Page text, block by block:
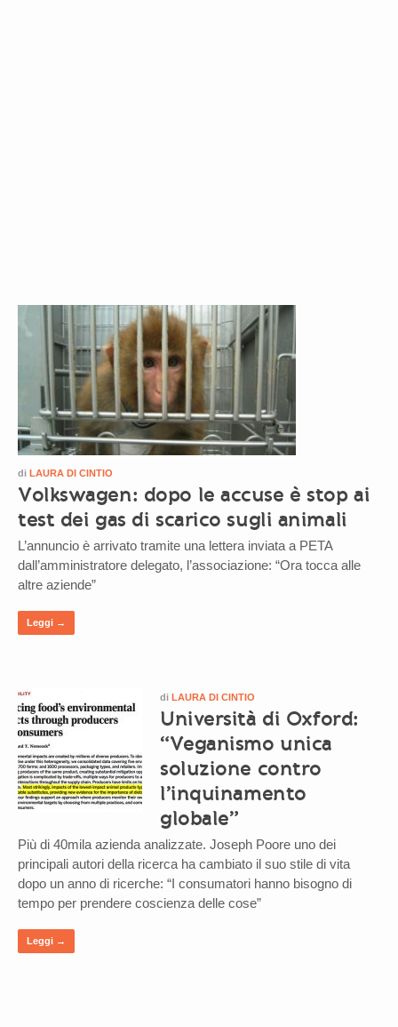
di LAURA DI CINTIO
Volkswagen: dopo le accuse è stop ai
test dei gas di scarico sugli animali
L’annuncio è arrivato tramite una lettera inviata a PETA
dall’amministratore delegato, l’associazione: “Ora tocca alle
altre aziende”
Leggi →
di LAURA DI CINTIO
Università di Oxford:
“Veganismo unica
soluzione contro
l’inquinamento
globale”
Più di 40mila azienda analizzate. Joseph Poore uno dei
principali autori della ricerca ha cambiato il suo stile di vita
dopo un anno di ricerche: “I consumatori hanno bisogno di
tempo per prendere coscienza delle cose”
Leggi →